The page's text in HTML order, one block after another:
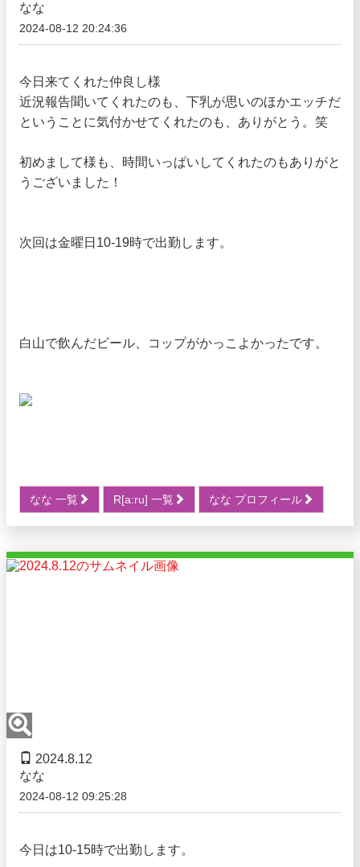
なな
2024-08-12 20:24:36
今日来てくれた仲良し様
近況報告聞いてくれたのも、下乳が思いのほかエッチだ
ということに気付かせてくれたのも、ありがとう。笑
初めまして様も、時間いっぱいしてくれたのもありがと
うございました！
次回は金曜日10-19時で出勤します。
白山で飲んだビール、コップがかっこよかったです。
なな 一覧 R[a:ru] 一覧 なな プロフィール
2024.8.12
なな
2024-08-12 09:25:28
今日は10-15時で出勤します。